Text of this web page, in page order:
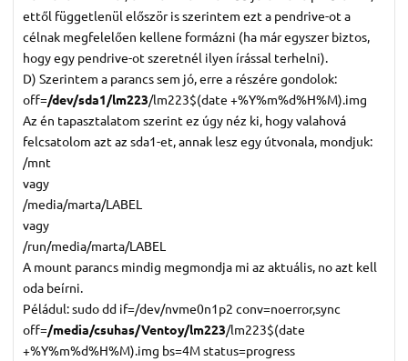
ettől függetlenül először is szerintem ezt a pendrive-ot a
célnak megfelelően kellene formázni (ha már egyszer biztos,
hogy egy pendrive-ot szeretnél ilyen írással terhelni).
D) Szerintem a parancs sem jó, erre a részére gondolok:
off=/dev/sda1/lm223/lm223$(date +%Y%m%d%H%M).img
Az én tapasztalatom szerint ez úgy néz ki, hogy valahová
felcsatolom azt az sda1-et, annak lesz egy útvonala, mondjuk:
/mnt
vagy
/media/marta/LABEL
vagy
/run/media/marta/LABEL
A mount parancs mindig megmondja mi az aktuális, no azt kell
oda beírni.
Péládul: sudo dd if=/dev/nvme0n1p2 conv=noerror,sync
off=/media/csuhas/Ventoy/lm223/lm223$(date
+%Y%m%d%H%M).img bs=4M status=progress